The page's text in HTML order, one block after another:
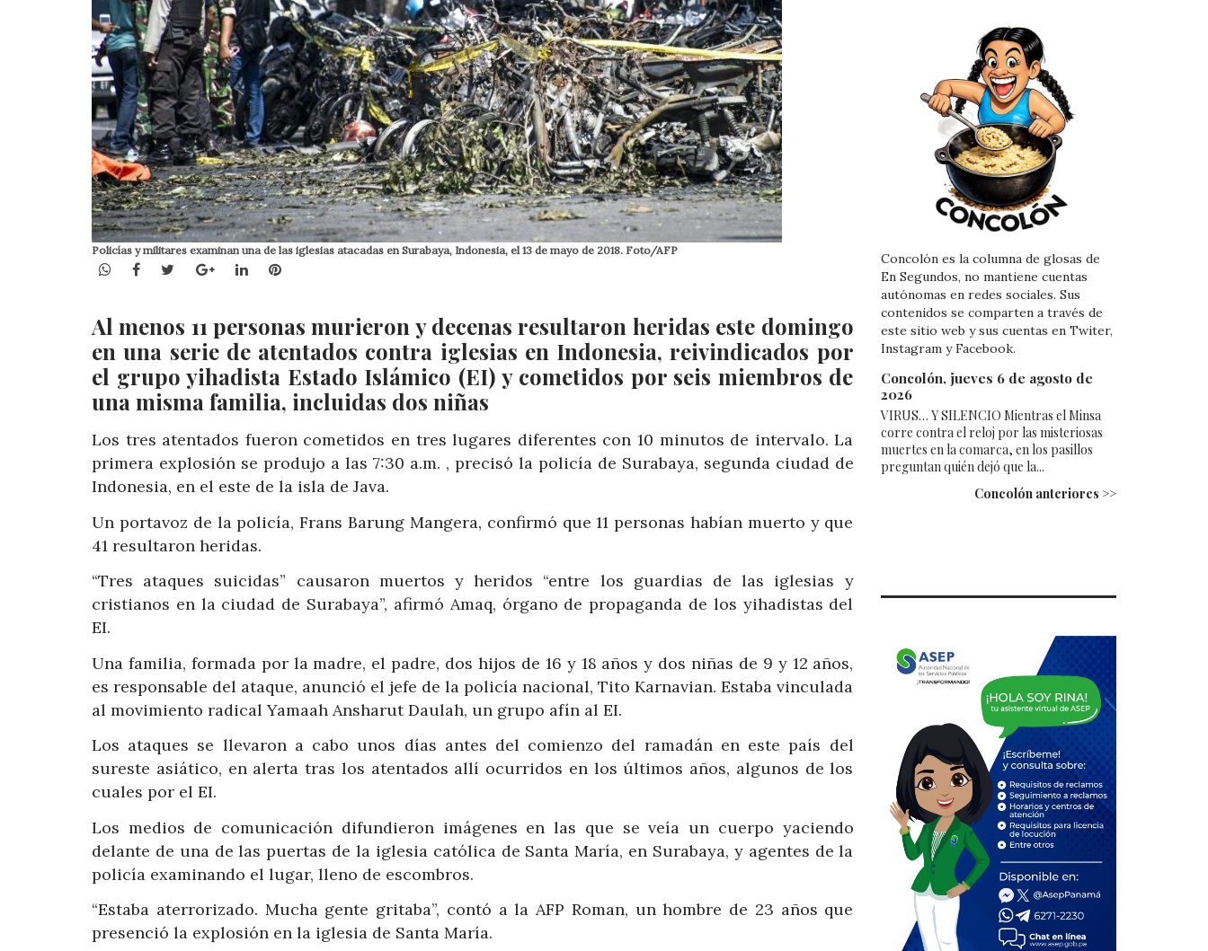
Policías y militares examinan una de las iglesias atacadas en Surabaya, Indonesia, el 13 de mayo de 2018. Foto/AFP
WhatsApp
Facebook
TwitterGoogle+LinkedInPinterest
Al menos 11 personas murieron y decenas resultaron heridas este domingo
en una serie de atentados contra iglesias en Indonesia, reivindicados por
el grupo yihadista Estado Islámico (EI) y cometidos por seis miembros de
una misma familia, incluidas dos niñas
Los tres atentados fueron cometidos en tres lugares diferentes con 10 minutos de intervalo. La
primera explosión se produjo a las 7:30 a.m. , precisó la policía de Surabaya, segunda ciudad de
Indonesia, en el este de la isla de Java.
Un portavoz de la policía, Frans Barung Mangera, confirmó que 11 personas habían muerto y que
41 resultaron heridas.
“Tres ataques suicidas” causaron muertos y heridos “entre los guardias de las iglesias y
cristianos en la ciudad de Surabaya”, afirmó Amaq, órgano de propaganda de los yihadistas del
EI.
Una familia, formada por la madre, el padre, dos hijos de 16 y 18 años y dos niñas de 9 y 12 años,
es responsable del ataque, anunció el jefe de la policía nacional, Tito Karnavian. Estaba vinculada
al movimiento radical Yamaah Ansharut Daulah, un grupo afín al EI.
Los ataques se llevaron a cabo unos días antes del comienzo del ramadán en este país del
sureste asiático, en alerta tras los atentados allí ocurridos en los últimos años, algunos de los
cuales por el EI.
Los medios de comunicación difundieron imágenes en las que se veía un cuerpo yaciendo
delante de una de las puertas de la iglesia católica de Santa María, en Surabaya, y agentes de la
policía examinando el lugar, lleno de escombros.
“Estaba aterrorizado. Mucha gente gritaba”, contó a la AFP Roman, un hombre de 23 años que
presenció la explosión en la iglesia de Santa María.
Concolón es la columna de glosas de
En Segundos, no mantiene cuentas
autónomas en redes sociales. Sus
contenidos se comparten a través de
este sitio web y sus cuentas en Twiter,
Instagram y Facebook.
Concolón, jueves 6 de agosto de
2026
VIRUS… Y SILENCIO Mientras el Minsa
corre contra el reloj por las misteriosas
muertes en la comarca, en los pasillos
preguntan quién dejó que la...
Concolón anteriores >>